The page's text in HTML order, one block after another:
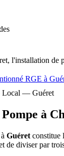
l'installation de
RGE à
Local — Guéret
à
Guéret constitue
de diviser par